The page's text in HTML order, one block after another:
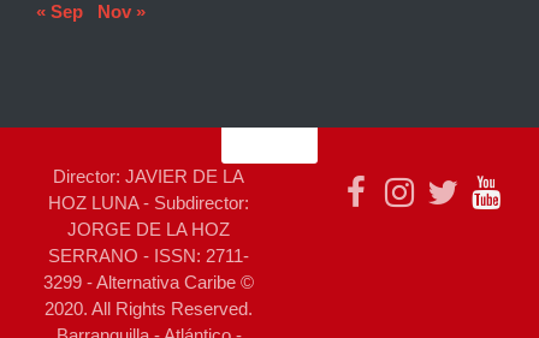
« Sep
Nov »
Director: JAVIER DE LA
HOZ LUNA - Subdirector:
JORGE DE LA HOZ
SERRANO - ISSN: 2711-
3299 - Alternativa Caribe ©
2020. All Rights Reserved.